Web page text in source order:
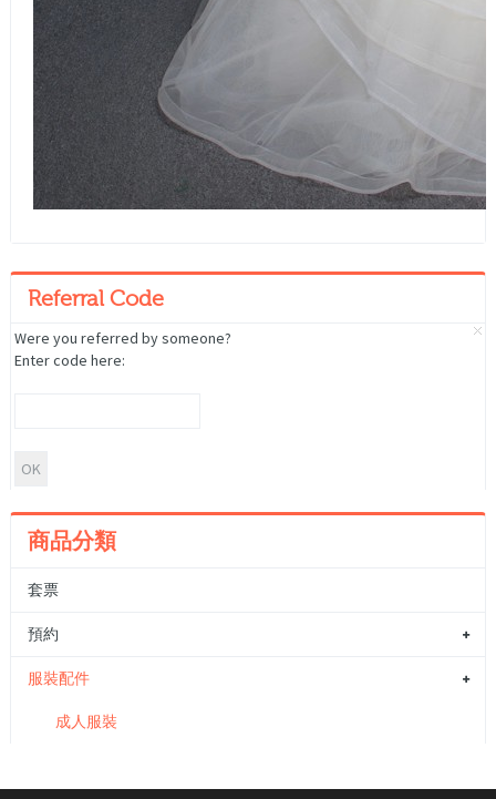
Referral Code
Were you referred by someone?
Enter code here:
商品分類
套票
預約
服裝配件
成人服裝